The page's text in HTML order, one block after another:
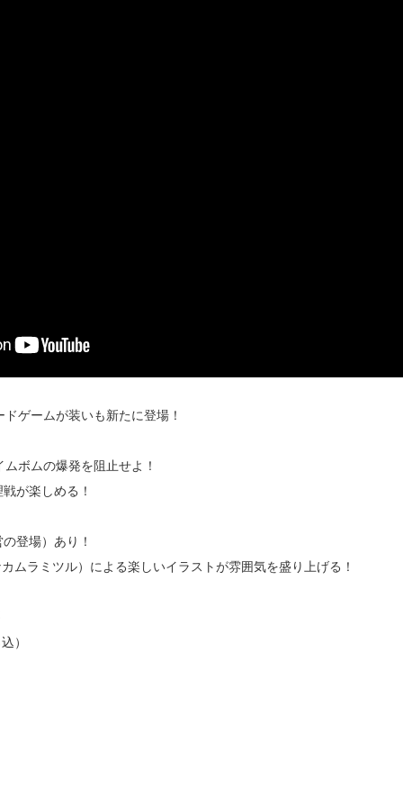
ゲームが装いも新たに登場！
ボムの爆発を阻止せよ！
が楽しめる！
登場）あり！
ムラミツル）による楽しいイラストが雰囲気を盛り上げる！
）